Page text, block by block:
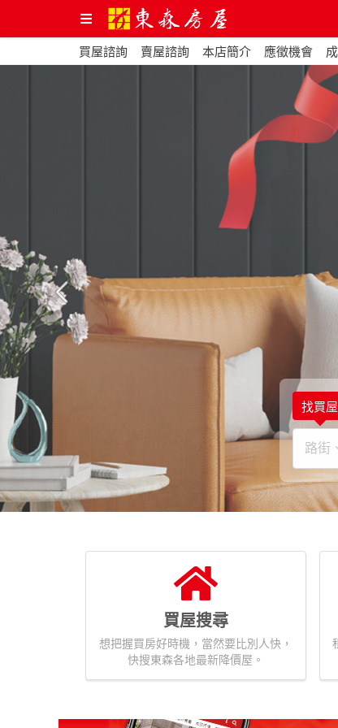
買屋諮詢 賣屋諮詢 本店簡介 應徵機會
找買屋
買屋搜尋
想把握買房好時機，當然要比別人快，
快搜東森各地最新降價屋。